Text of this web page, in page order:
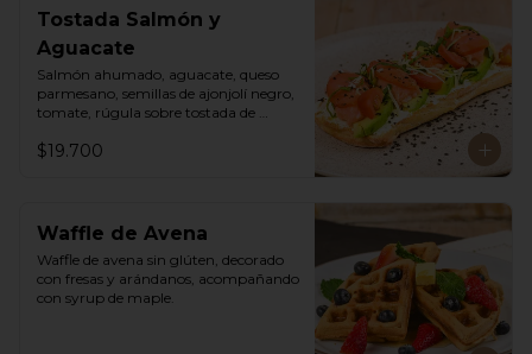
Tostada Salmón y
Aguacate
Salmón ahumado, aguacate, queso
parmesano, semillas de ajonjolí negro,
tomate, rúgula sobre tostada de
$19.700
Waffle de Avena
Waffle de avena sin glúten, decorado
con fresas y arándanos, acompañando
con syrup de maple.